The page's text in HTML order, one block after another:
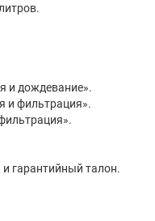
и дождевание».
и фильтрация».
гарантийный талон.